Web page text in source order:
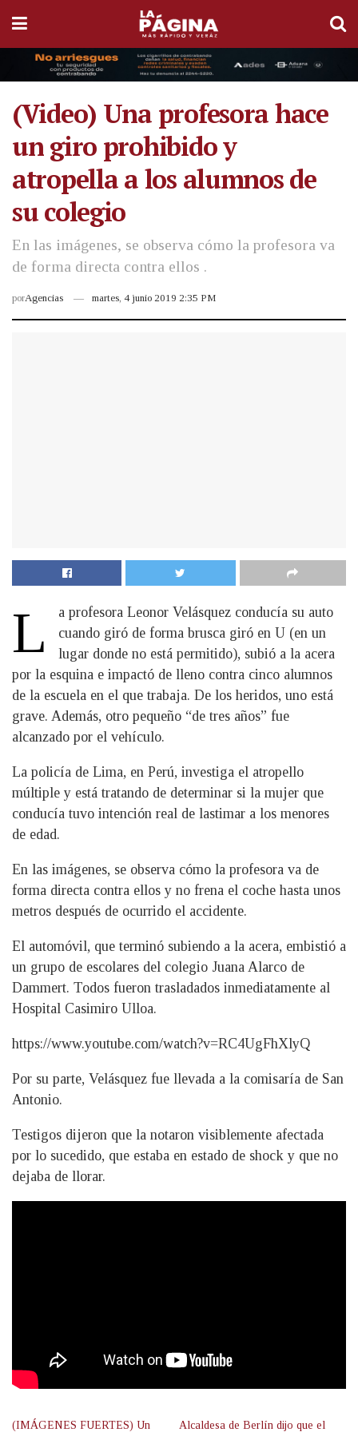
(Video) Una profesora hace
un giro prohibido y
atropella a los alumnos de
su colegio
En las imágenes, se observa cómo la profesora va
de forma directa contra ellos .
porAgencias martes, 4 junio 2019 2:35 PM
L
a profesora Leonor Velásquez conducía su auto
cuando giró de forma brusca giró en U (en un
lugar donde no está permitido), subió a la acera
por la esquina e impactó de lleno contra cinco alumnos
de la escuela en el que trabaja. De los heridos, uno está
grave. Además, otro pequeño “de tres años” fue
alcanzado por el vehículo.
La policía de Lima, en Perú, investiga el atropello
múltiple y está tratando de determinar si la mujer que
conducía tuvo intención real de lastimar a los menores
de edad.
En las imágenes, se observa cómo la profesora va de
forma directa contra ellos y no frena el coche hasta unos
metros después de ocurrido el accidente.
El automóvil, que terminó subiendo a la acera, embistió a
un grupo de escolares del colegio Juana Alarco de
Dammert. Todos fueron trasladados inmediatamente al
Hospital Casimiro Ulloa.
https://www.youtube.com/watch?v=RC4UgFhXlyQ
Por su parte, Velásquez fue llevada a la comisaría de San
Antonio.
Testigos dijeron que la notaron visiblemente afectada
por lo sucedido, que estaba en estado de shock y que no
dejaba de llorar.
(IMÁGENES FUERTES) Un Alcaldesa de Berlín dijo que el